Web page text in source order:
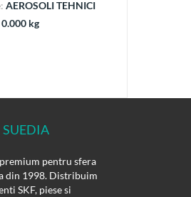
AEROSOLI TEHNICI
0.000 kg
pentru sfera
din 1998. Distribuim
SKF, piese si